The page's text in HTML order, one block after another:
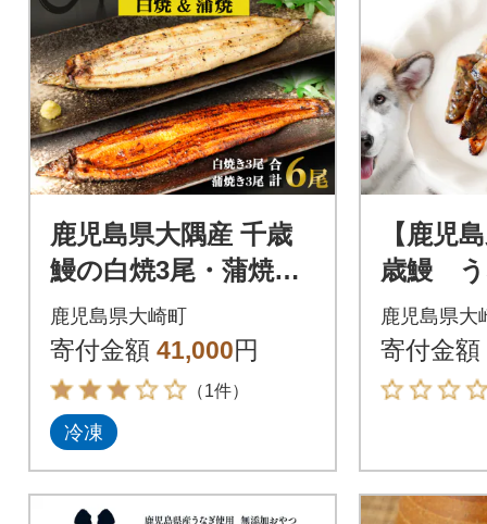
鹿児島県大隅産 千歳
鰻の白焼3尾・蒲焼き3
尾
鹿児島県大崎町
寄付金額 41,000円
（1件）
冷凍
【鹿児
歳鰻 う
ペット
個×10袋
鹿児島県大
寄付金額